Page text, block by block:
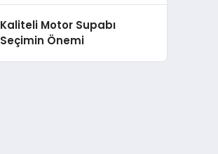
Kaliteli Motor Supabı
Seçimin Önemi